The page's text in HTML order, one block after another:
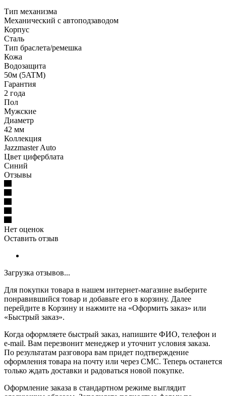
Тип механизма
Механический с автоподзаводом
Корпус
Сталь
Тип браслета/ремешка
Кожа
Водозащита
50м (5ATM)
Гарантия
2 года
Пол
Мужские
Диаметр
42 мм
Коллекция
Jazzmaster Auto
Цвет циферблата
Синий
Отзывы
Нет оценок
Оставить отзыв
Загрузка отзывов...
Для покупки товара в нашем интернет-магазине выберите
понравившийся товар и добавьте его в корзину. Далее
перейдите в Корзину и нажмите на «Оформить заказ» или
«Быстрый заказ».
Когда оформляете быстрый заказ, напишите ФИО, телефон и
e-mail. Вам перезвонит менеджер и уточнит условия заказа.
По результатам разговора вам придет подтверждение
оформления товара на почту или через СМС. Теперь останется
только ждать доставки и радоваться новой покупке.
Оформление заказа в стандартном режиме выглядит